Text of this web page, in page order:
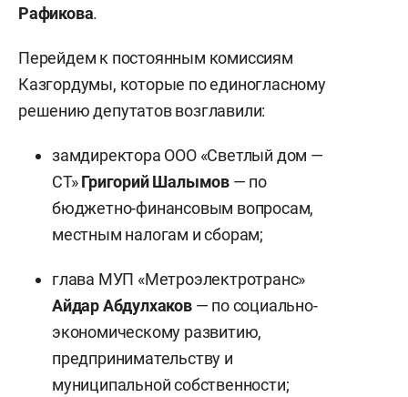
Рафикова.
Перейдем к постоянным комиссиям
Казгордумы, которые по единогласному
решению депутатов возглавили:
замдиректора ООО «Светлый дом —
СТ»Григорий Шалымов — по
бюджетно-финансовым вопросам,
местным налогам и сборам;
глава МУП «Метроэлектротранс»
Айдар Абдулхаков — по социально-
экономическому развитию,
предпринимательству и
муниципальной собственности;